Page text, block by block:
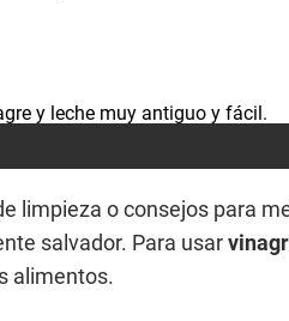
limpieza o consejos para
salvador. Para usar
alimentos.